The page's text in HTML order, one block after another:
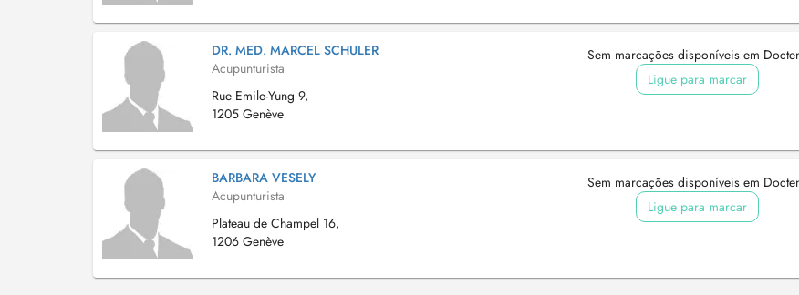
DR. MED. MARCEL SCHULER
Acupunturista
Rue Emile-Yung 9,
1205 Genève
Sem marcações disponíveis em
Ligue para marcar
BARBARA VESELY
Acupunturista
Plateau de Champel 16,
1206 Genève
Sem marcações disponíveis em
Ligue para marcar